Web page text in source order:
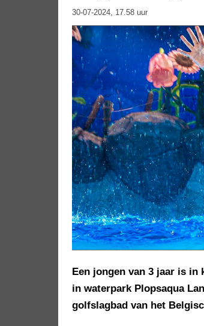
30-07-2024, 17.58 uur
Een jongen van 3 jaar is
in waterpark Plopsaqua
golfslagbad van het